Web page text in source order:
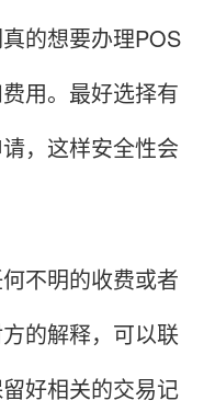
的想要办理POS
用。最好选择有
，这样安全性会
不明的收费或者
的解释，可以联
好相关的交易记